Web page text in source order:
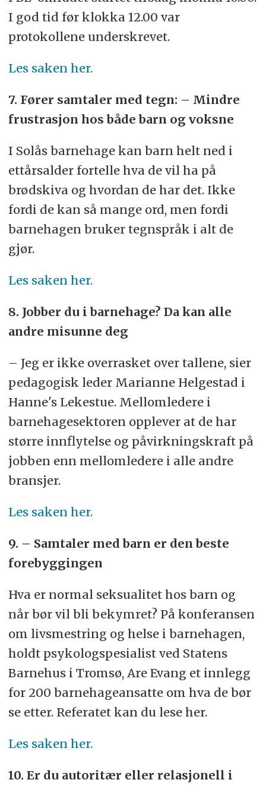
I god tid før klokka 12.00 var
protokollene underskrevet.
Les saken her.
7. Fører samtaler med tegn: – Mindre
frustrasjon hos både barn og voksne
I Solås barnehage kan barn helt ned i
ettårsalder fortelle hva de vil ha på
brødskiva og hvordan de har det. Ikke
fordi de kan så mange ord, men fordi
barnehagen bruker tegnspråk i alt de
gjør.
Les saken her.
8. Jobber du i barnehage? Da kan alle
andre misunne deg
– Jeg er ikke overrasket over tallene, sier
pedagogisk leder Marianne Helgestad i
Hanne's Lekestue. Mellomledere i
barnehagesektoren opplever at de har
større innflytelse og påvirkningskraft på
jobben enn mellomledere i alle andre
bransjer.
Les saken her.
9. – Samtaler med barn er den beste
forebyggingen
Hva er normal seksualitet hos barn og
når bør vil bli bekymret? På konferansen
om livsmestring og helse i barnehagen,
holdt psykologspesialist ved Statens
Barnehus i Tromsø, Are Evang et innlegg
for 200 barnehageansatte om hva de bør
se etter. Referatet kan du lese her.
Les saken her.
10. Er du autoritær eller relasjonell i